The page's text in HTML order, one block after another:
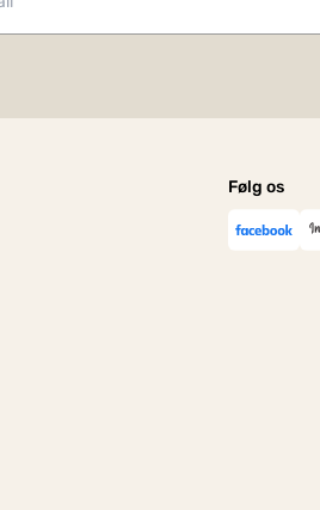
Følg os